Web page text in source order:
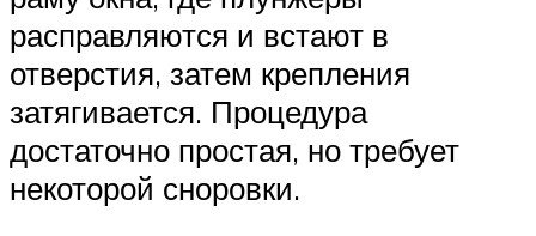
расправляются и встают в
отверстия, затем крепления
затягивается. Процедура
достаточно простая, но требует
некоторой сноровки.